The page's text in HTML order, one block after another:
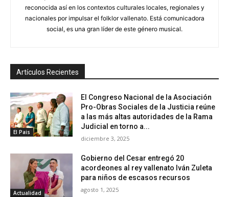
reconocida así en los contextos culturales locales, regionales y
nacionales por impulsar el folklor vallenato. Está comunicadora
social, es una gran líder de este género musical.
Artículos Recientes
El Pais
El Congreso Nacional de la Asociación
Pro-Obras Sociales de la Justicia reúne
a las más altas autoridades de la Rama
Judicial en torno a...
diciembre 3, 2025
Actualidad
Gobierno del Cesar entregó 20
acordeones al rey vallenato Iván Zuleta
para niños de escasos recursos
agosto 1, 2025